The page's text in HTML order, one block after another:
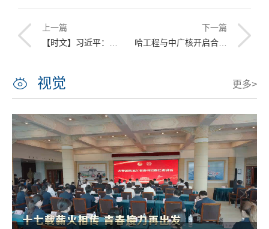
上一篇
【时文】习近平：推进党的自我革命要做到“五个进一步到位”
下一篇
哈工程与中广核开启合作新篇章 双方签署战略合作框架协议
视觉 更多>